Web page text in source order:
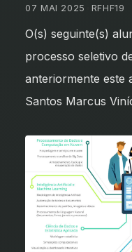
07 MAI 2025 RFHF19
O(s) seguinte(s)
processo seletivo
anteriormente este
Santos Marcus